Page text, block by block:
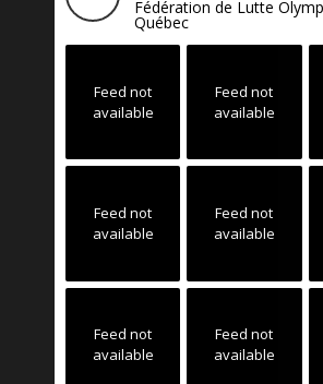
Fédération de Lutte
Québec
Feed not
available
Feed not
available
Feed not
available
Feed not
available
Feed not
available
Feed not
available